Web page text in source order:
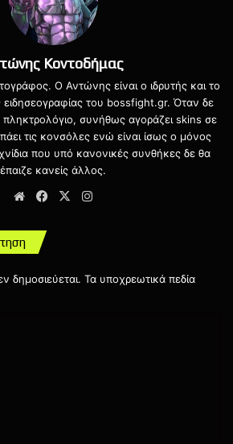
Gods) ως Master Chief, η Natascha
Show) ως Dr. Catherine Halsey
Jen Taylor επιστρέφει για να
χαρακτήρα στην Cortana.
αναμένεται να κάνει
στις 24 Μαρτίου στο
Paramount+.
Κοντοδήμας
Ο Αντώνης είναι ο ιδρυτής και το
ειδησεογραφίας του bossfight.gr. Όταν δε
πληκτρολόγιο, συνήθως αγοράζει skins σε
τις κονσόλες ενώ είναι ίσως ο μόνος
που υπό κανονικές συνθήκες δε θα
έπαιζε κανείς άλλος.
WebsiteFacebook
X
δημοσιεύεται. Τα υποχρεωτικά πεδία